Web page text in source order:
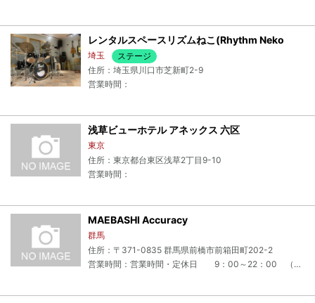
レンタルスペースリズムねこ(Rhythm Neko
埼玉
ステージ
住所：埼玉県川口市芝新町2-9
営業時間：
浅草ビューホテル アネックス 六区
東京
住所：東京都台東区浅草2丁目9-10
営業時間：
MAEBASHI Accuracy
群馬
住所：〒371-0835 群馬県前橋市前箱田町202-2
営業時間：営業時間・定休日 9：00～22：00 （不定休）